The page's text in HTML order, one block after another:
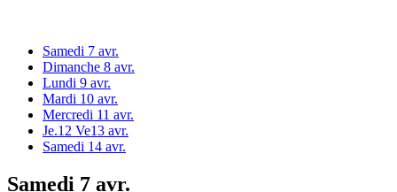
Samedi 7 avr.
Dimanche 8 avr.
Lundi 9 avr.
Mardi 10 avr.
Mercredi 11 avr.
Je.12 Ve13 avr.
Samedi 14 avr.
Samedi 7 avr.